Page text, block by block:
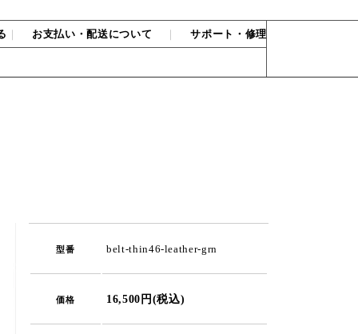
お支払い・配送について ｜サポート・修理
型番 belt-thin46-leather-grn
価格 16,500円(税込)